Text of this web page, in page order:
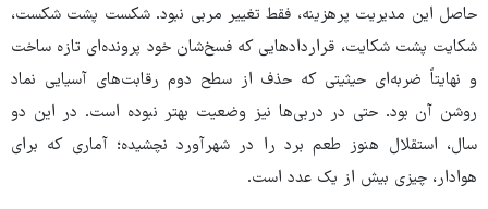
حاصل این مدیریت پرهزینه، فقط تغییر مربی نبود. شکست پشت شکست،
شکایت پشت شکایت، قراردادهایی که فسخ‌شان خود پرونده‌ای تازه ساخت
و نهایتاً ضربه‌ای حیثیتی که حذف از سطح دوم رقابت‌های آسیایی نماد
روشن آن بود. حتی در دربی‌ها نیز وضعیت بهتر نبوده است. در این دو
سال، استقلال هنوز طعم برد را در شهرآورد نچشیده؛ آماری که برای
هوادار، چیزی بیش از یک عدد است.